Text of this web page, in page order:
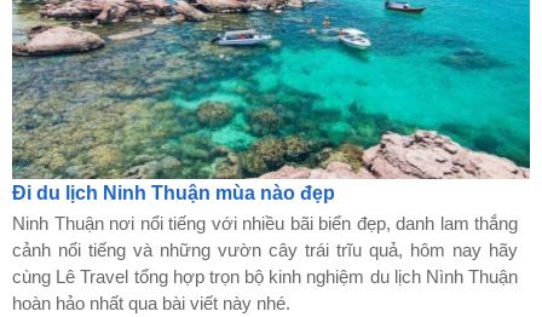
Đi du lịch Ninh Thuận mùa nào đẹp
Ninh Thuận nơi nổi tiếng với nhiều bãi biển đẹp, danh lam thắng
cảnh nổi tiếng và những vườn cây trái trĩu quả, hôm nay hãy
cùng Lê Travel tổng hợp trọn bộ kinh nghiệm du lịch Nình Thuận
hoàn hảo nhất qua bài viết này nhé.